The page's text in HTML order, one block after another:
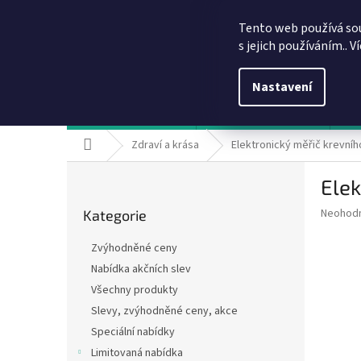
Tento web používá
s jejich používáním..
Nastavení
Domů Zdraví a krása Elektronický měřič
kategorie
Kategorie
Zvýhodněné ceny
Nabídka akčních slev
Všechny produkty
Slevy, zvýhodněné ceny, akce
Speciální nabídky
Limitovaná nabídka